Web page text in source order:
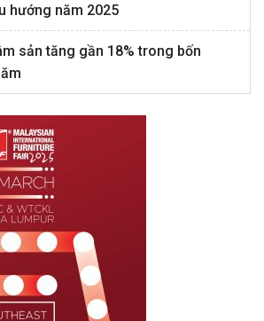
hướng năm 2025
sản tăng gần 18% trong bốn